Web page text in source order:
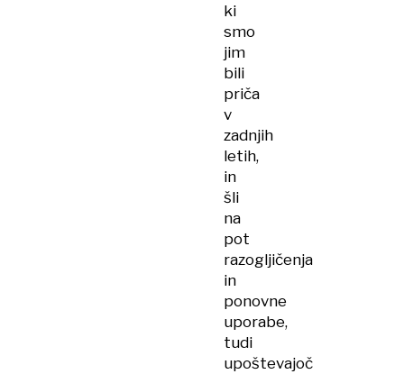
ki
smo
jim
bili
priča
v
zadnjih
letih,
in
šli
na
pot
razogljičenja
in
ponovne
uporabe,
tudi
upoštevajoč